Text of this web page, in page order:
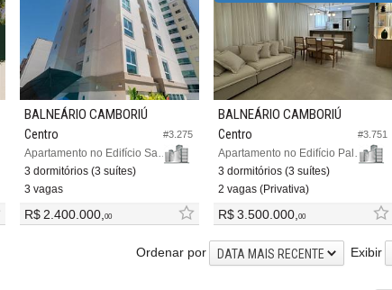
#3.275
BALNEÁRIO CAMBORIÚ
Centro
Apartamento no Edifício San Valentim Residence
3 dormitórios (3 suítes)
3 vagas
R$ 2.400.000, 00
#3.751
BALNEÁRIO CAMBORIÚ
Centro
Apartamento no Edifício Palazzo Del Sole
3 dormitórios (3 suítes)
2 vagas (Privativa)
R$ 3.500.000,00
Exibir
Ordenar por DATA MAIS RECENTE